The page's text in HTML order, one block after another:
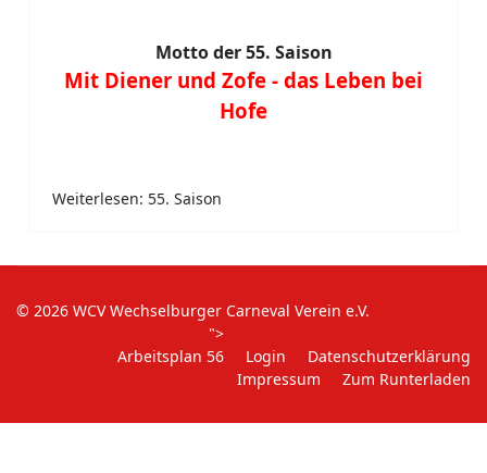
Motto der 55. Saison
Mit Diener und Zofe - das Leben bei
Hofe
Weiterlesen: 55. Saison
© 2026 WCV Wechselburger Carneval Verein e.V.
">
Arbeitsplan 56
Login
Datenschutzerklärung
Impressum
Zum Runterladen